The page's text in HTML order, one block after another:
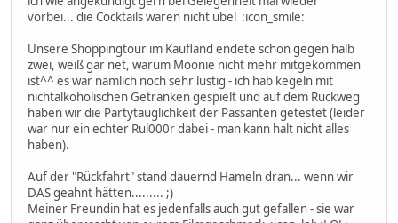
vorbei... die Cocktails waren nicht übel :icon_smile:
Unsere Shoppingtour im Kaufland endete schon gegen halb
zwei, weiß gar net, warum Moonie nicht mehr mitgekommen
ist^^ es war nämlich noch sehr lustig - ich hab kegeln mit
nichtalkoholischen Getränken gespielt und auf dem Rückweg
haben wir die Partytauglichkeit der Passanten getestet (leider
war nur ein echter Rul000r dabei - man kann halt nicht alles
haben).
Auf der "Rückfahrt" stand dauernd Hameln dran... wenn wir
DAS geahnt hätten......... ;)
Meiner Freundin hat es jedenfalls auch gut gefallen - sie war